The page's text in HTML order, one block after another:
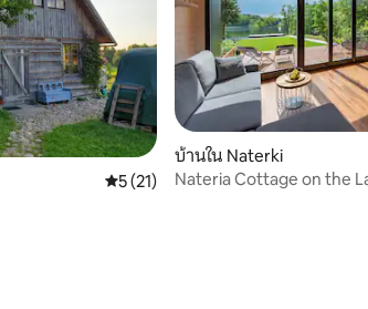
คะแนนเฉลี่ย 5 จาก 5, 21 รีวิว
5 (21)
บ้านใน Naterki
Nateria Cottage on the